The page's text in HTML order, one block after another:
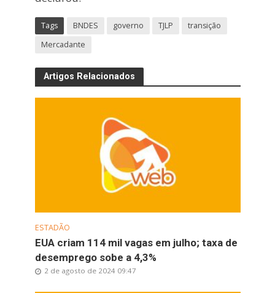
Tags BNDES governo TJLP
transição
Mercadante
Artigos Relacionados
ESTADÃO
EUA criam 114 mil vagas em julho; taxa de
desemprego sobe a 4,3%
2 de agosto de 2024 09:47